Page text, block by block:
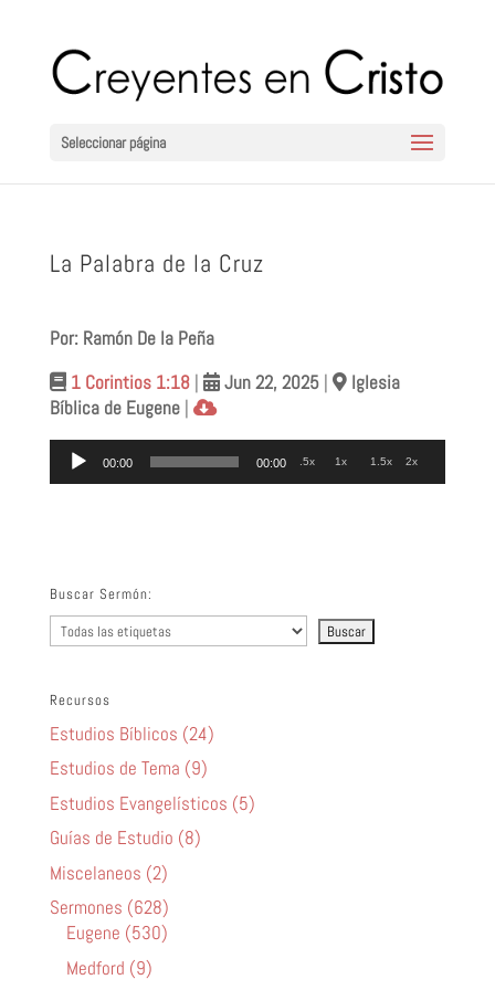
Seleccionar página
La Palabra de la Cruz
Por: Ramón De la Peña
1 Corintios 1:18 | Jun 22, 2025 |
Iglesia
Bíblica de Eugene |
Reproductor
00:00 00:00 .5x 1x 1.5x 2x
Buscar Sermón:
Recursos
Estudios Bíblicos (24)
Estudios de Tema (9)
Estudios Evangelísticos (5)
Guías de Estudio (8)
Miscelaneos (2)
Sermones (628)
Eugene (530)
Medford (9)